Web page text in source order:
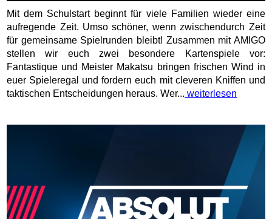
Mit dem Schulstart beginnt für viele Familien wieder eine
aufregende Zeit. Umso schöner, wenn zwischendurch Zeit
für gemeinsame Spielrunden bleibt! Zusammen mit AMIGO
stellen wir euch zwei besondere Kartenspiele vor:
Fantastique und Meister Makatsu bringen frischen Wind in
euer Spieleregal und fordern euch mit cleveren Kniffen und